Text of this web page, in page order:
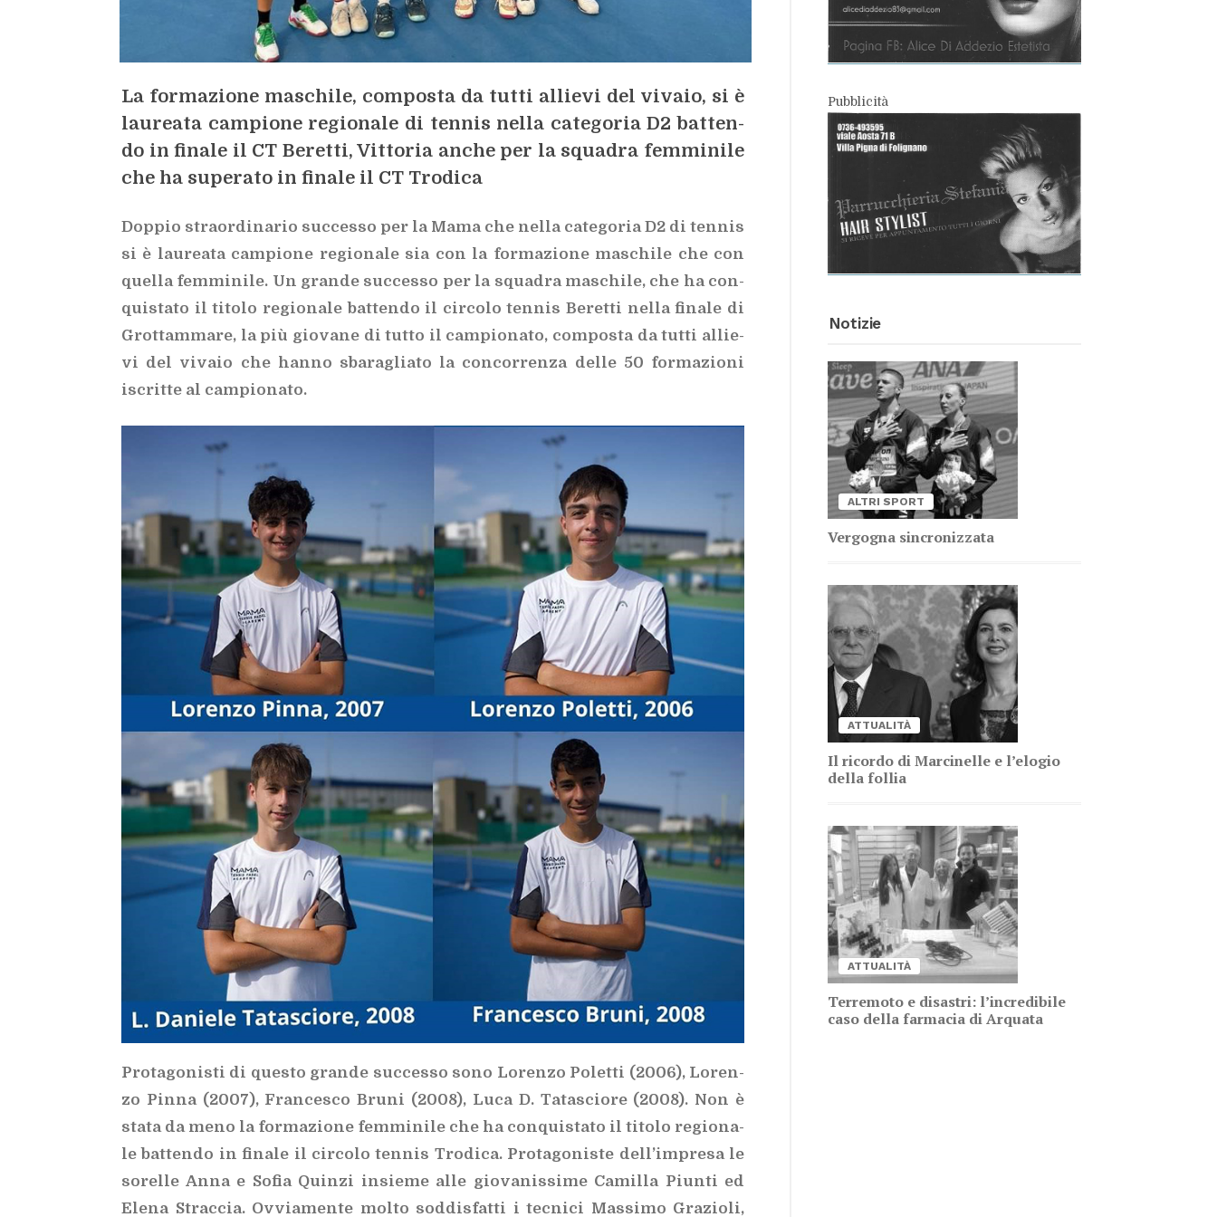
La for­ma­zio­ne ma­schi­le, com­po­sta da tut­ti al­lie­vi del vi­va­io, si è
lau­rea­ta cam­pio­ne re­gio­na­le di ten­nis nel­la ca­te­go­ria D2 bat­ten­
do in fi­na­le il CT Be­ret­ti, Vit­to­ria an­che per la squa­dra fem­mi­ni­le
che ha su­pe­ra­to in fi­na­le il CT Tro­di­ca
Dop­pio straor­di­na­rio suc­ces­so per la Mama che nel­la ca­te­go­ria D2 di ten­nis
si è lau­rea­ta cam­pio­ne re­gio­na­le sia con la for­ma­zio­ne ma­schi­le che con
quel­lafem­mi­ni­le. Un gran­de suc­ces­so per la squa­dra ma­schi­le, che ha con­
qui­sta­to il ti­to­lo re­gio­na­le bat­ten­do il cir­co­lo ten­nis Be­ret­ti nel­la fi­na­le di
Grot­tam­ma­re, la più gio­va­ne di tut­to il cam­pio­na­to, com­po­sta da tut­ti al­lie­
vi del vi­va­io che han­no sba­ra­glia­to la con­cor­ren­za del­le 50 for­ma­zio­ni
iscrit­te al cam­pio­na­to.
Pro­ta­go­ni­sti di que­sto gran­de suc­ces­so sono Lo­ren­zo Po­let­ti (2006), Lo­ren­
zo Pin­na (2007), Fran­ce­sco Bru­ni (2008), Luca D. Ta­ta­scio­re (2008). Non è
sta­ta da meno la for­ma­zio­ne fem­mi­ni­le che ha con­qui­sta­to il ti­to­lo re­gio­na­
le bat­ten­do in fi­na­le il cir­co­lo ten­nis Tro­di­ca. Pro­ta­go­ni­ste del­l’im­pre­sa le
so­rel­le Anna e So­fia Quin­zi in­sie­me alle gio­va­nis­si­me Ca­mil­la Piun­ti ed
Ele­na Strac­cia. Ov­via­men­te mol­to sod­di­sfat­ti i tec­ni­ci Mas­si­mo Gra­zio­li,
Pub­bli­ci­tà
No­ti­zie
AL­TRI SPORT
Ver­go­gna sin­cro­niz­za­ta
AT­TUA­LI­TÀ
Il ri­cor­do di Mar­ci­nel­le e l’e­lo­gio
del­la fol­lia
AT­TUA­LI­TÀ
Ter­re­mo­to e di­sa­stri: l’in­cre­di­bi­le
caso del­la far­ma­cia di Ar­qua­ta